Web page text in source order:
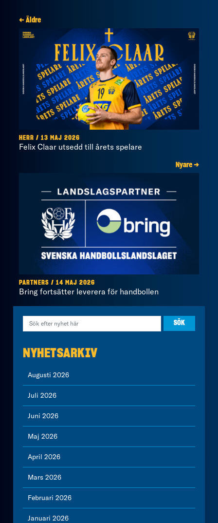
← Äldre
HERR / 13 MAJ 2026
Felix Claar utsedd till årets spelare
Nyare →
PARTNERS / 14 MAJ 2026
Bring fortsätter leverera för handbollen
NYHETSARKIV
Augusti 2026
Juli 2026
Juni 2026
Maj 2026
April 2026
Mars 2026
Februari 2026
Januari 2026